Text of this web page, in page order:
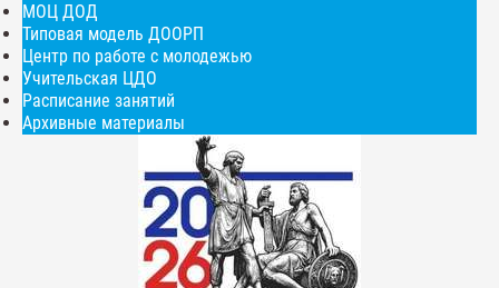
МОЦ ДОД
Типовая модель ДООРП
Центр по работе с молодежью
Учительская ЦДО
Расписание занятий
Архивные материалы